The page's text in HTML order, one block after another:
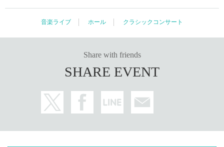
音楽ライブ ホール クラシックコンサート
Share with friends
SHARE EVENT